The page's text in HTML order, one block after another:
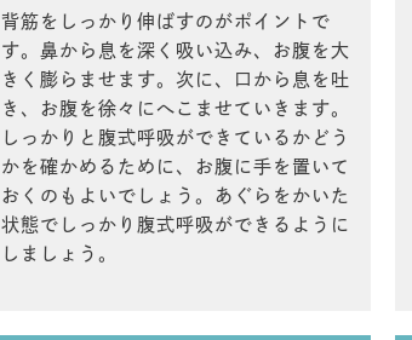
背筋をしっかり伸ばすのがポイントで
す。鼻から息を深く吸い込み、お腹を大
きく膨らませます。次に、口から息を吐
き、お腹を徐々にへこませていきます。
しっかりと腹式呼吸ができているかどう
かを確かめるために、お腹に手を置いて
おくのもよいでしょう。あぐらをかいた
状態でしっかり腹式呼吸ができるように
しましょう。